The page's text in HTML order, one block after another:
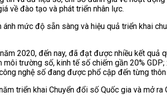
về đào tạo và phát triển nhân lực.
mức độ sẵn sàng và hiệu quả triển khai
2020, đến nay, đã đạt được nhiều kết quả
trường số, kinh tế số chiếm gần 20%
nghệ số đang được phổ cập đến từng thôn
triển khai Chuyển đổi số Quốc gia và mở